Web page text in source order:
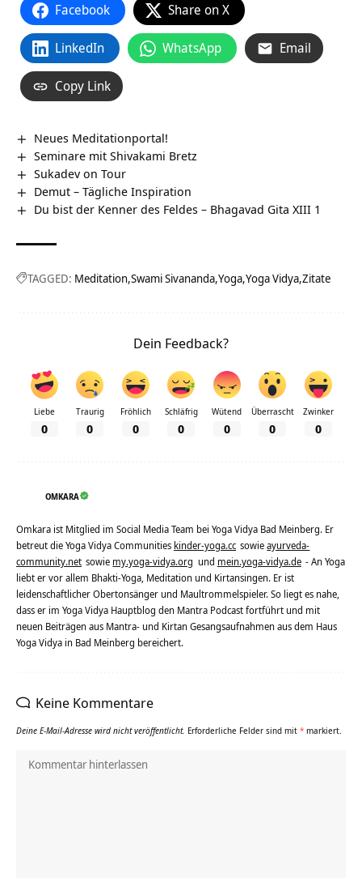
Facebook Share on X
LinkedIn WhatsApp Email
Copy Link
Neues Meditationportal!
Seminare mit Shivakami Bretz
Sukadev on Tour
Demut – Tägliche Inspiration
Du bist der Kenner des Feldes – Bhagavad Gita XIII 1
TAGGED: Meditation Swami Sivananda Yoga Yoga Vidya Zitate
Dein Feedback?
Liebe
0
Traurig
0
Fröhlich
0
Schläfrig
0
Wütend
0
Überrascht
0
Zwinker
0
OMKARA
Omkara ist Mitglied im Social Media Team bei Yoga Vidya Bad Meinberg. Er
betreut die Yoga Vidya Communities kinder-yoga.cc sowieayurveda-
community.net sowie my.yoga-vidya.org und mein.yoga-vidya.de - An Yoga
liebt er vor allem Bhakti-Yoga, Meditation und Kirtansingen. Er ist
leidenschaftlicher Obertonsänger und Maultrommelspieler. So liegt es nahe,
dass er im Yoga Vidya Hauptblog den Mantra Podcast fortführt und mit
neuen Beiträgen aus Mantra- und Kirtan Gesangsaufnahmen aus dem Haus
Yoga Vidya in Bad Meinberg bereichert.
Keine Kommentare
Deine E-Mail-Adresse wird nicht veröffentlicht. Erforderliche Felder sind mit * markiert.